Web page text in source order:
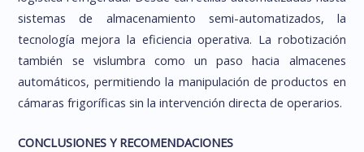
sistemas de almacenamiento semi-automatizados, la
tecnología mejora la eficiencia operativa. La robotización
también se vislumbra como un paso hacia almacenes
automáticos, permitiendo la manipulación de productos en
cámaras frigoríficas sin la intervención directa de operarios.
CONCLUSIONES Y RECOMENDACIONES